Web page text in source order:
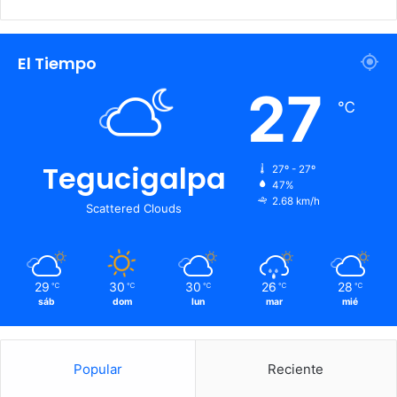
El Tiempo
Tegucigalpa
Scattered Clouds
27 ℃
27º - 27º
47%
2.68 km/h
29 ℃
sáb
30 ℃
dom
30 ℃
lun
26 ℃
mar
28 ℃
mié
Popular Reciente